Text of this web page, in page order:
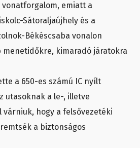
emiatt a
Sátoraljaújhely és a
Békéscsaba vonalon
menetidőkre, kimaradó járatokra
a 650-es számú IC nyílt
utasoknak a le-, illetve
hogy a felsővezetéki
a biztonságos